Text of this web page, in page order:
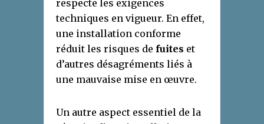
respecte les exigences
techniques en vigueur. En effet,
une installation conforme
réduit les risques de fuites et
d’autres désagréments liés à
une mauvaise mise en œuvre.
Un autre aspect essentiel de la